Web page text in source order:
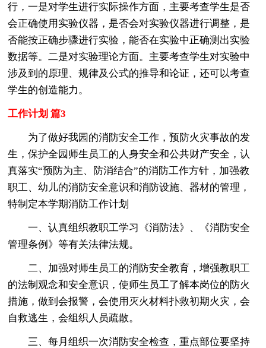
行，一是对学生进行实际操作方面，主要考查学生是否
会正确使用实验仪器，是否会对实验仪器进行调整，是
否能按正确步骤进行实验，能否在实验中正确测出实验
数据等。二是对实验理论方面。主要考查学生对实验中
涉及到的原理、规律及公式的推导和论证，还可以考查
学生的创造能力。
工作计划 篇3
为了做好我园的消防安全工作，预防火灾事故的发
生，保护全园师生员工的人身安全和公共财产安全，认
真落实“预防为主、防消结合”的消防工作方针，加强教
职工、幼儿的消防安全意识和消防设施、器材的管理，
特制定本学期消防工作计划
一、认真组织教职工学习《消防法》、《消防安全
管理条例》等有关法律法规。
二、加强对师生员工的消防安全教育，增强教职工
的法制观念和安全意识，使师生员工了解本岗位的防火
措施，做到会报警，会使用灭火材料扑救初期火灾，会
自救逃生，会组织人员疏散。
三、每月组织一次消防安全检查，重点部位要坚持